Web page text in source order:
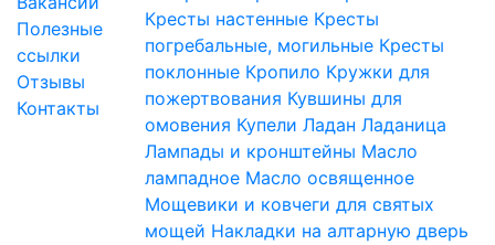
Полезные
ссылки
Отзывы
Контакты
Кресты настенные Кресты
погребальные, могильные Кресты
поклонные Кропило Кружки для
пожертвования Кувшины для
омовения Купели Ладан Ладаница
Лампады и кронштейны Масло
лампадное Масло освященное
Мощевики и ковчеги для святых
мощей Накладки на алтарную дверь